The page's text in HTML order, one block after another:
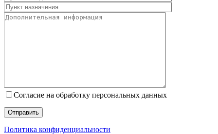
Согласие на обработку персональных данных
Политика конфиденциальности